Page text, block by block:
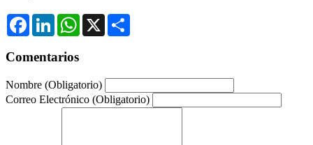
FacebookLinkedInWhatsApp
X
Comentarios
Nombre (Obligatorio)
Correo Electrónico (Obligatorio)